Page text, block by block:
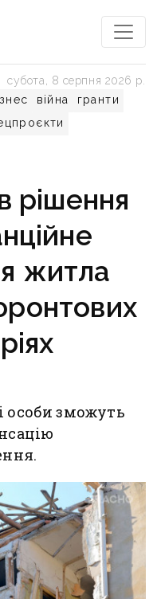
війна
гранти
субота, 8 серпня 2026 р.
рішення
житла
особи зможуть